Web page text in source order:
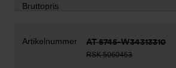
AT 5745-W34313310
RSK 5060453